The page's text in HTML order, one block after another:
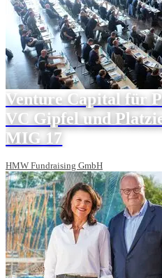
Venture Capital für
VC Gipfel und
MIG 17
HMW Fundraising GmbH